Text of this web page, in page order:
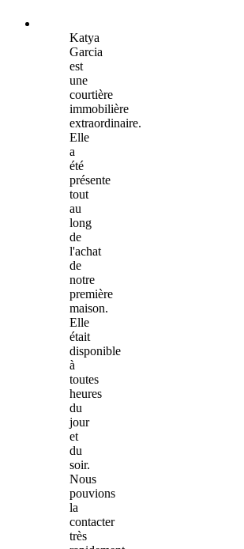
Katya
Garcia
est
une
courtière
immobilière
extraordinaire.
Elle
a
été
présente
tout
au
long
de
l'achat
de
notre
première
maison.
Elle
était
disponible
à
toutes
heures
du
jour
et
du
soir.
Nous
pouvions
la
contacter
très